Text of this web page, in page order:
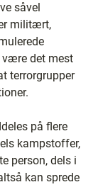
såvel
militært,
det mest
terrorgrupper
på flere
kampstoffer,
person, dels i
kan sprede